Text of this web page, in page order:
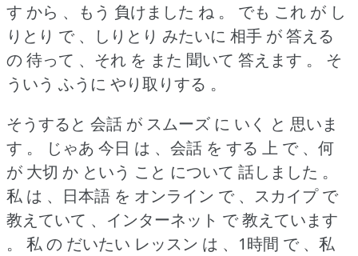
す から 、もう 負けました ね 。
でも これ が し
りとり で 、しりとり みたいに 相手 が 答える
の 待って 、それ を また 聞いて 答えます 。
そ
ういう ふうに やり取りする 。
そうすると 会話 が スムーズ に いく と 思いま
す 。
じゃあ 今日 は 、会話 を する 上 で 、何
が 大切 か という こと について 話しました 。
私 は 、日本語 を オンライン で 、スカイプ で
教えていて 、インターネット で 教えています
。
私 の だいたい レッスン は 、1時間 で 、私